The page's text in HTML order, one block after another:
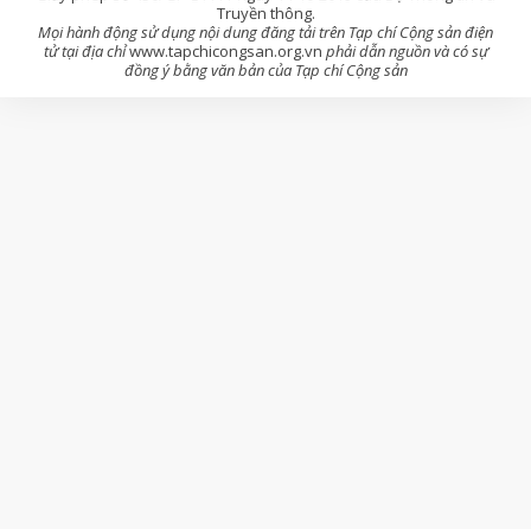
Truyền thông.
Mọi hành động sử dụng nội dung đăng tải trên Tạp chí Cộng sản điện
tử tại địa chỉwww.tapchicongsan.org.vn phải dẫn nguồn và có sự
đồng ý bằng văn bản của Tạp chí Cộng sản